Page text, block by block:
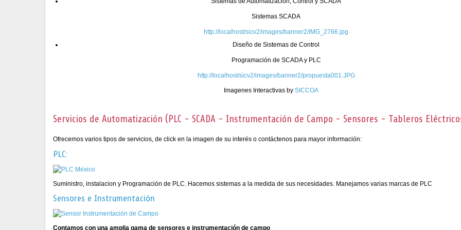
Sistemas SCADA
http://localhost/sicv2/images/banner2/IMG_2766.jpg
Diseño de Sistemas de Control
Programación de SCADA y PLC
http://localhost/sicv2/images/banner2/propuesta001.JPG
Imagenes Interactivas by SICCOA
Servicios de Automatización (PLC - SCADA - Instrumentación de Campo - Sensores - Tableros
Ofrecemos varios tipos de servicios, de click en la imagen de su interés o contáctenos para mayor información:
PLC:
Suministro, instalacion y Programación de PLC. Hacemos sistemas a la medida de sus necesidades. Manejamos varias marcas de PLC
Sensores e Instrumentación
Contamos con una amplia gama de sensores e instrumentación de campo